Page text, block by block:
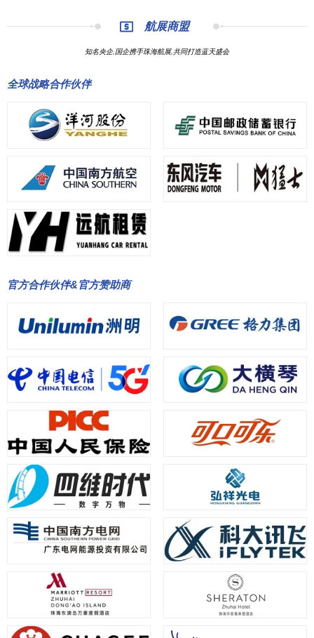
航展商盟
知名央企,国企携手珠海航展,共同打造蓝天盛会
全球战略合作伙伴
官方合作伙伴&官方赞助商